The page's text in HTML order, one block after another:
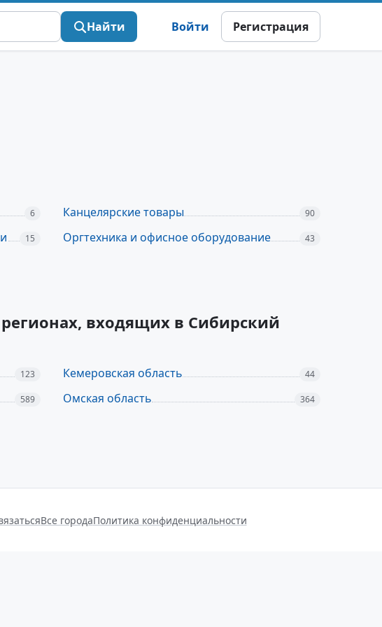
Найти Войти Регистрация
6 Канцелярские товары 90
15 Оргтехника и офисное оборудование 43
входящих в Сибирский
123 Кемеровская область 44
589 Омская область 364
Все городаПолитика конфиденциальности